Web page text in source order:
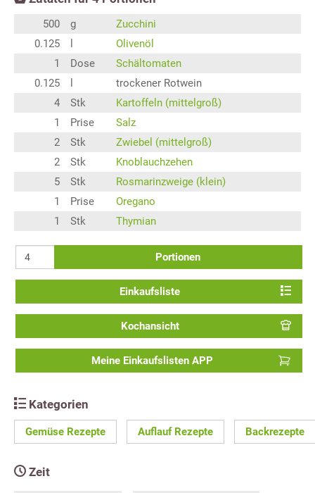
500 g
Zucchini
0.125
Olivenöl
1
Dose
Schältomaten
0.125
trockener Rotwein
4
Stk
Kartoffeln (mittelgroß)
1
Prise
Salz
2
Stk
Zwiebel (mittelgroß)
2
Stk
Knoblauchzehen
5
Stk
Rosmarinzweige (klein)
1
Prise
Oregano
1
Stk Thymian
Portionen
Einkaufsliste
Kochansicht
Meine Einkaufslisten APP
Kategorien
Gemüse Rezepte Auflauf Rezepte Backrezepte
Zeit